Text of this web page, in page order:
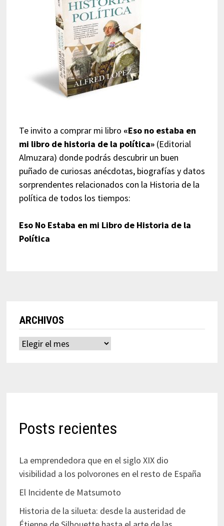
Te invito a comprar mi libro «Eso no estaba en
mi libro de historia de la política»(Editorial
Almuzara) donde podrás descubrir un buen
puñado de curiosas anécdotas, biografías y datos
sorprendentes relacionados con la Historia de la
política de todos los tiempos:
Eso No Estaba en mi Libro de Historia de la
Política
ARCHIVOS
Archivos
Posts recientes
La emprendedora que en el siglo XIX dio
visibilidad a los polvorones en el resto de España
El Incidente de Matsumoto
Historia de la silueta: desde la austeridad de